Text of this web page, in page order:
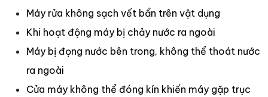
Máy rửa không sạch vết bẩn trên vật dụng
Khi hoạt động máy bị chảy nước ra ngoài
Máy bị đọng nước bên trong, không thể thoát nước
ra ngoài
Cửa máy không thể đóng kín khiến máy gặp trục